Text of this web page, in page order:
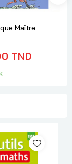
Maître
TND